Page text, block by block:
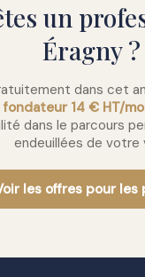
un
Éragny ?
dans cet
14 € HT/
dans le parcours
endeuillées de votre
les offres pour les